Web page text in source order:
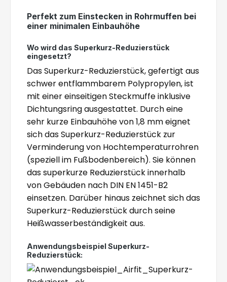
Perfekt zum Einstecken in Rohrmuffen bei
einer minimalen Einbauhöhe
Wo wird das Superkurz-Reduzierstück
eingesetzt?
Das Superkurz-Reduzierstück, gefertigt aus
schwer entflammbarem Polypropylen, ist
mit einer einseitigen Steckmuffe inklusive
Dichtungsring ausgestattet. Durch eine
sehr kurze Einbauhöhe von 1,8 mm eignet
sich das Superkurz-Reduzierstück zur
Verminderung von Hochtemperaturrohren
(speziell im Fußbodenbereich). Sie können
das superkurze Reduzierstück innerhalb
von Gebäuden nach DIN EN 1451-B2
einsetzen. Darüber hinaus zeichnet sich das
Superkurz-Reduzierstück durch seine
Heißwasserbeständigkeit aus.
Anwendungsbeispiel Superkurz-
Reduzierstück: